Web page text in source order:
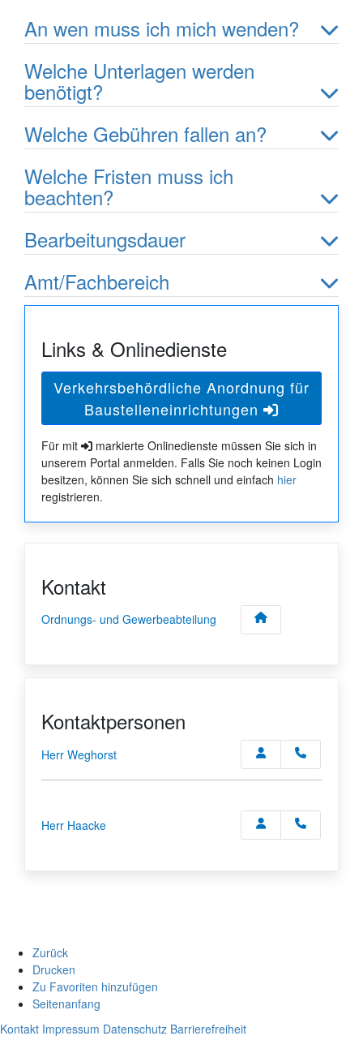
An wen muss ich mich wenden?
Welche Unterlagen werden
benötigt?
Welche Gebühren fallen an?
Welche Fristen muss ich
beachten?
Bearbeitungsdauer
Amt/Fachbereich
Links & Onlinedienste
Verkehrsbehördliche Anordnung für
Baustelleneinrichtungen
Für mit
markierte Onlinedienste müssen Sie sich in
unserem Portal anmelden. Falls Sie noch keinen Login
besitzen, können Sie sich schnell und einfach hier
registrieren.
Kontakt
Ordnungs- und Gewerbeabteilung
Kontaktpersonen
Herr Weghorst
Herr Haacke
Zurück
Drucken
Zu Favoriten hinzufügen
Seitenanfang
Kontakt Impressum Datenschutz Barrierefreiheit